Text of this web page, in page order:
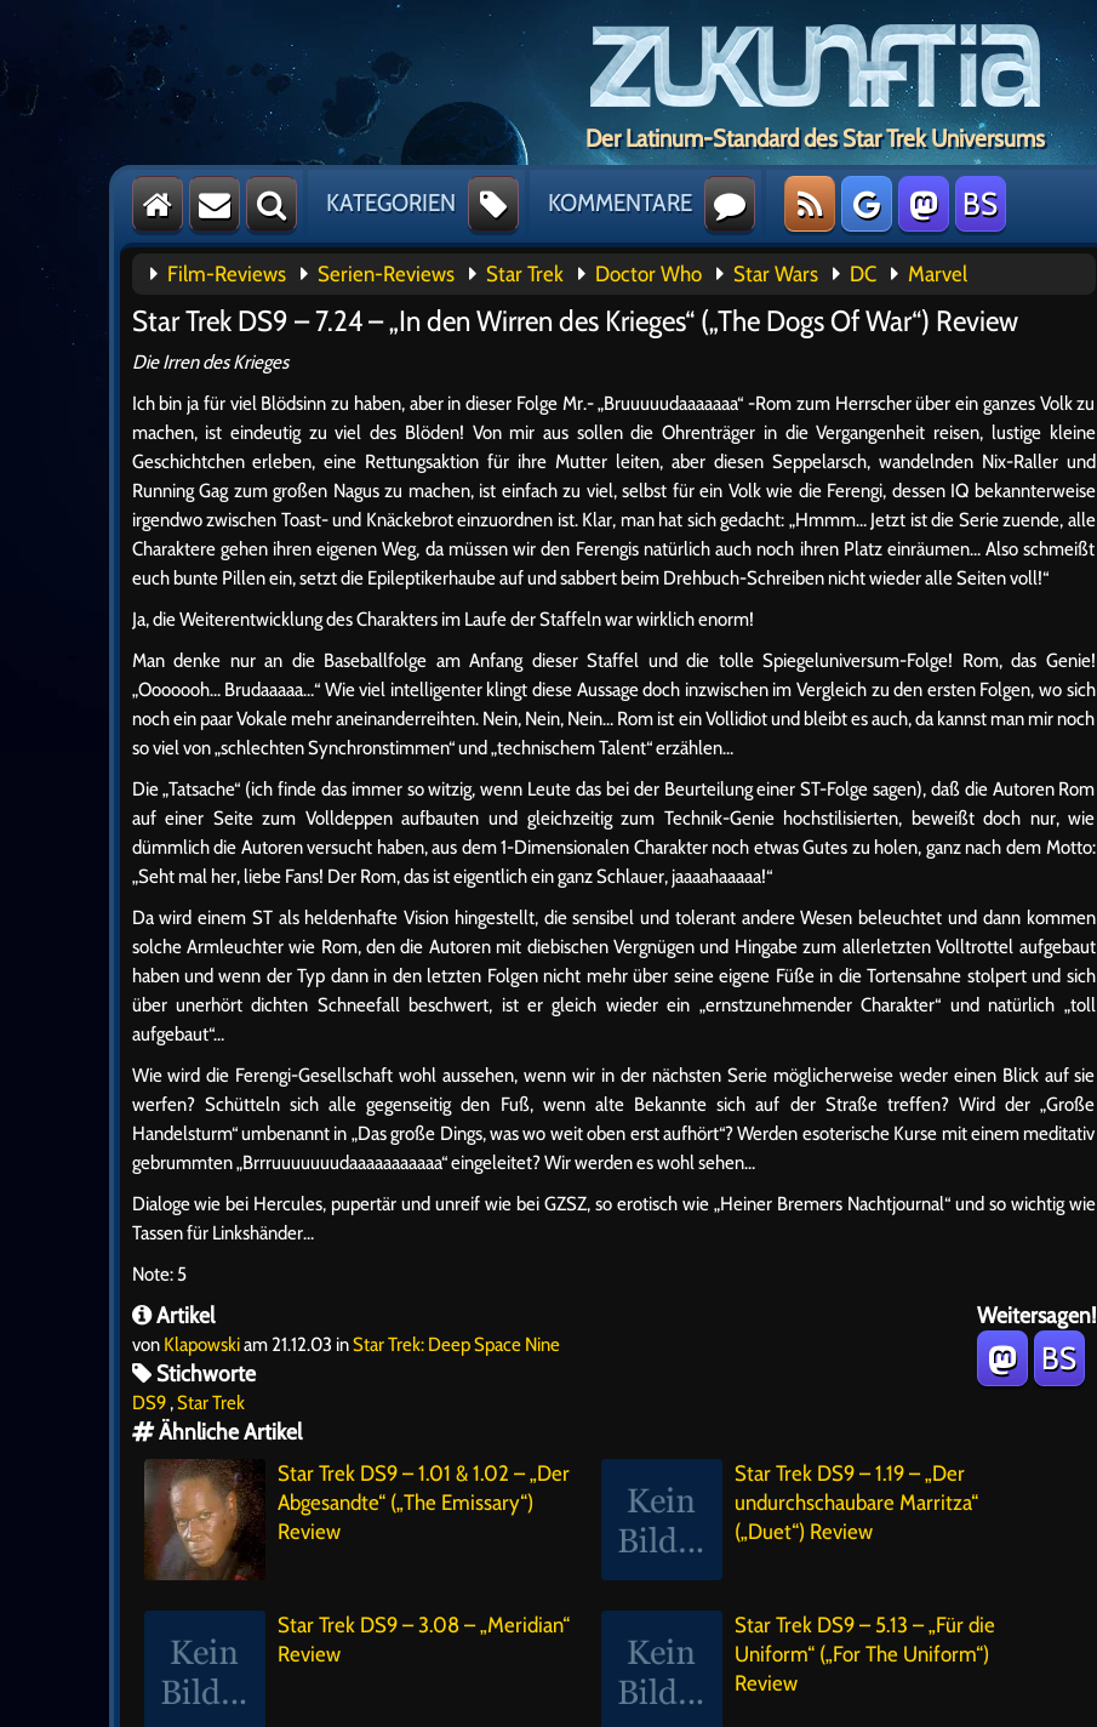
Der Latinum-Standard des Star Trek Universums
KATEGORIEN KOMMENTARE BS
Film-Reviews Serien-Reviews Star Trek Doctor Who Star Wars DC Marvel
Star Trek DS9 – 7.24 – „In den Wirren des Krieges“ („The Dogs Of War“) Review
Die Irren des Krieges
Ich bin ja für viel Blödsinn zu haben, aber in dieser Folge Mr.- „Bruuuuudaaaaaaa“ -Rom zum Herrscher über ein ganzes Volk zu
machen, ist eindeutig zu viel des Blöden! Von mir aus sollen die Ohrenträger in die Vergangenheit reisen, lustige kleine
Geschichtchen erleben, eine Rettungsaktion für ihre Mutter leiten, aber diesen Seppelarsch, wandelnden Nix-Raller und
Running Gag zum großen Nagus zu machen, ist einfach zu viel, selbst für ein Volk wie die Ferengi, dessen IQ bekannterweise
irgendwo zwischen Toast- und Knäckebrot einzuordnen ist. Klar, man hat sich gedacht: „Hmmm… Jetzt ist die Serie zuende, alle
Charaktere gehen ihren eigenen Weg, da müssen wir den Ferengis natürlich auch noch ihren Platz einräumen… Also schmeißt
euch bunte Pillen ein, setzt die Epileptikerhaube auf und sabbert beim Drehbuch-Schreiben nicht wieder alle Seiten voll!“
Ja, die Weiterentwicklung des Charakters im Laufe der Staffeln war wirklich enorm!
Man denke nur an die Baseballfolge am Anfang dieser Staffel und die tolle Spiegeluniversum-Folge! Rom, das Genie!
„Ooooooh… Brudaaaaa…“ Wie viel intelligenter klingt diese Aussage doch inzwischen im Vergleich zu den ersten Folgen, wo sich
noch ein paar Vokale mehr aneinanderreihten. Nein, Nein, Nein… Rom ist ein Vollidiot und bleibt es auch, da kannst man mir noch
so viel von „schlechten Synchronstimmen“ und „technischem Talent“ erzählen…
Die „Tatsache“ (ich finde das immer so witzig, wenn Leute das bei der Beurteilung einer ST-Folge sagen), daß die Autoren Rom
auf einer Seite zum Volldeppen aufbauten und gleichzeitig zum Technik-Genie hochstilisierten, beweißt doch nur, wie
dümmlich die Autoren versucht haben, aus dem 1-Dimensionalen Charakter noch etwas Gutes zu holen, ganz nach dem Motto:
„Seht mal her, liebe Fans! Der Rom, das ist eigentlich ein ganz Schlauer, jaaaahaaaaa!“
Da wird einem ST als heldenhafte Vision hingestellt, die sensibel und tolerant andere Wesen beleuchtet und dann kommen
solche Armleuchter wie Rom, den die Autoren mit diebischen Vergnügen und Hingabe zum allerletzten Volltrottel aufgebaut
haben und wenn der Typ dann in den letzten Folgen nicht mehr über seine eigene Füße in die Tortensahne stolpert und sich
über unerhört dichten Schneefall beschwert, ist er gleich wieder ein „ernstzunehmender Charakter“ und natürlich „toll
aufgebaut“…
Wie wird die Ferengi-Gesellschaft wohl aussehen, wenn wir in der nächsten Serie möglicherweise weder einen Blick auf sie
werfen? Schütteln sich alle gegenseitig den Fuß, wenn alte Bekannte sich auf der Straße treffen? Wird der „Große
Handelsturm“ umbenannt in „Das große Dings, was wo weit oben erst aufhört“? Werden esoterische Kurse mit einem meditativ
gebrummten „Brrruuuuuuudaaaaaaaaaaa“ eingeleitet? Wir werden es wohl sehen…
Dialoge wie bei Hercules, pupertär und unreif wie bei GZSZ, so erotisch wie „Heiner Bremers Nachtjournal“ und so wichtig wie
Tassen für Linkshänder…
Note: 5
Weitersagen!
BS
Artikel
von Klapowskiam 21.12.03 inStar Trek: Deep Space Nine
Stichworte
DS9,Star Trek
Ähnliche Artikel
Star Trek DS9 – 1.01 & 1.02 – „Der
Abgesandte“ („The Emissary“)
Review
Star Trek DS9 – 1.19 – „Der
undurchschaubare Marritza“
(„Duet“) Review
Star Trek DS9 – 3.08 – „Meridian“
Review
Star Trek DS9 – 5.13 – „Für die
Uniform“ („For The Uniform“)
Review